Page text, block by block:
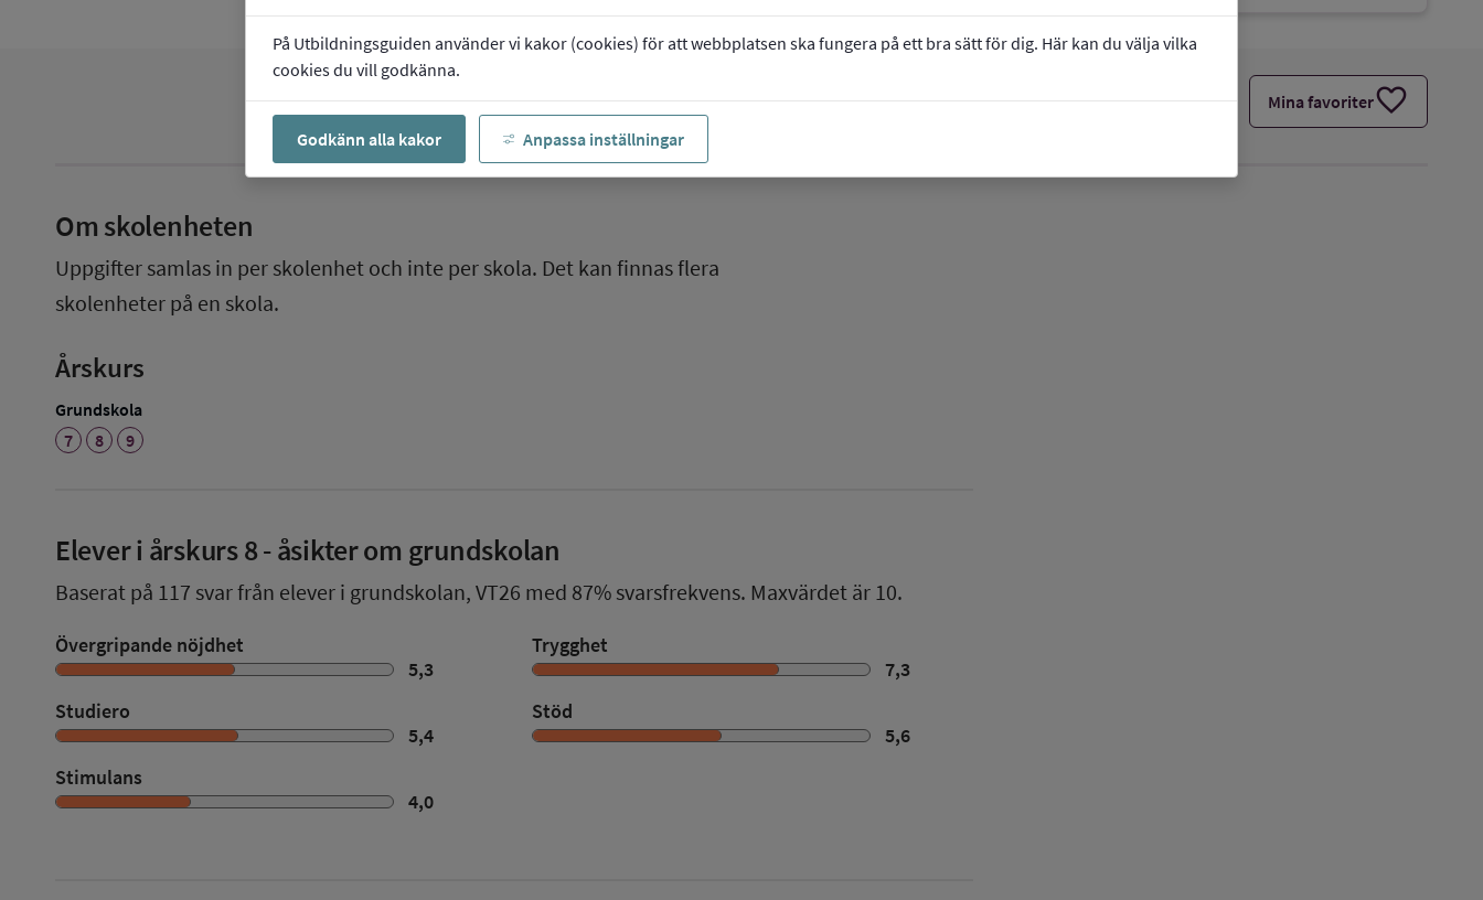
På Utbildningsguiden använder vi kakor (cookies) för att webbplatsen ska fungera på ett bra sätt för dig. Här kan du välja vilka
cookies du vill godkänna.
Godkänn alla kakor Anpassa inställningar
Mina favoriterfavorite
Om skolenheten
Uppgifter samlas in per skolenhet och inte per skola. Det kan finnas flera
skolenheter på en skola.
Årskurs
Grundskola
7
8 9
Elever i årskurs 8- åsikter om grundskolan
Baserat på 117 svar från elever i grundskolan, VT26 med 87% svarsfrekvens. Maxvärdet är 10.
Övergripande nöjdhet
5,3
Trygghet
7,3
Studiero
5,4
Stöd
5,6
Stimulans
4,0